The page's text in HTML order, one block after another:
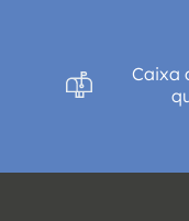
Caixa